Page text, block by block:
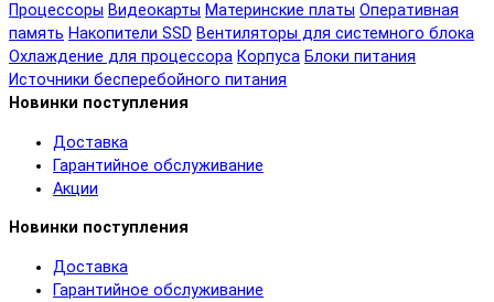
Процессоры Видеокарты Материнские платы Оперативная
память Накопители SSD Вентиляторы для системного блока
Охлаждение для процессора Корпуса Блоки питания
Источники бесперебойного питания
Новинки поступления
Доставка
Гарантийное обслуживание
Акции
Новинки поступления
Доставка
Гарантийное обслуживание